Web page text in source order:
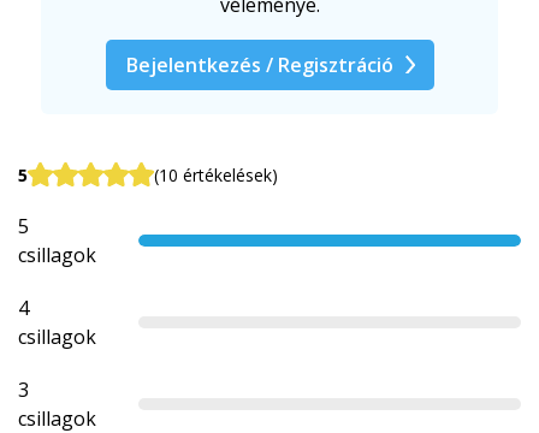
Bejelentkezés / Regisztráció
5 (10 értékelések)
5
csillagok
4
csillagok
3
csillagok